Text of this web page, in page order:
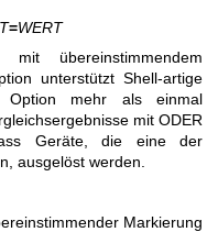
=WERT
übereinstimmendem
unterstützt Shell-artige
Option mehr als einmal
mit ODER
Geräte, die eine der
ausgelöst werden.
Markierung